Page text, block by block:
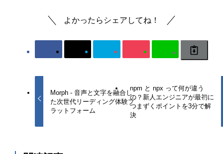
よかったらシェアしてね！
Morph - 音声と文字を融合し
た次世代リーディング体験プ
ラットフォーム
npm と npx って何が違う
の？新人エンジニアが最初に
つまずくポイントを3分で解
決